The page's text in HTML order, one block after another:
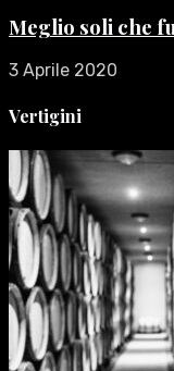
Meglio soli che
3 Aprile 2020
Vertigini